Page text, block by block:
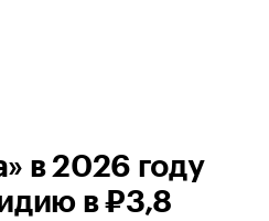
в 2026 году
в ₽3,8